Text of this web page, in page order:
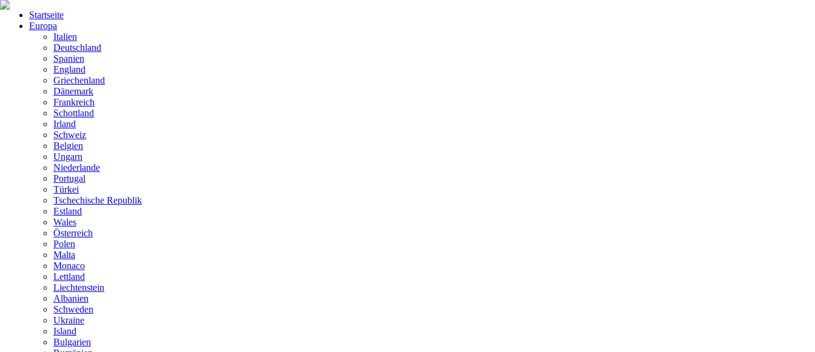
Startseite
Europa
Italien
Deutschland
Spanien
England
Griechenland
Dänemark
Frankreich
Schottland
Irland
Schweiz
Belgien
Ungarn
Niederlande
Portugal
Türkei
Tschechische Republik
Estland
Wales
Österreich
Polen
Malta
Monaco
Lettland
Liechtenstein
Albanien
Schweden
Ukraine
Island
Bulgarien